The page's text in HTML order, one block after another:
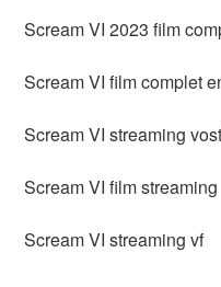
Scream VI 2023 film
Scream VI film complet
Scream VI streaming
Scream VI film streaming
Scream VI streaming vf